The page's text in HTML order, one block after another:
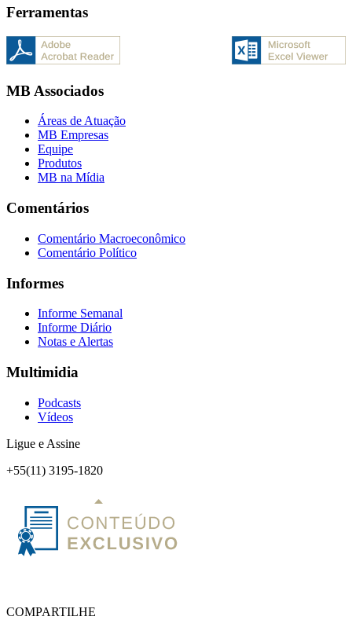
Ferramentas
MB Associados
Áreas de Atuação
MB Empresas
Equipe
Produtos
MB na Mídia
Comentários
Comentário Macroeconômico
Comentário Político
Informes
Informe Semanal
Informe Diário
Notas e Alertas
Multimidia
Podcasts
Vídeos
Ligue e Assine
+55(11) 3195-1820
COMPARTILHE